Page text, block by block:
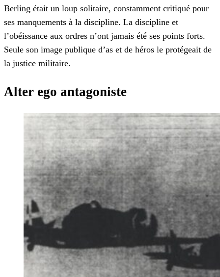
Berling était un loup solitaire, constamment critiqué pour
ses manquements à la discipline. La discipline et
l’obéissance aux ordres n’ont jamais été ses points forts.
Seule son image publique d’as et de héros le protégeait de
la justice militaire.
Alter ego antagoniste